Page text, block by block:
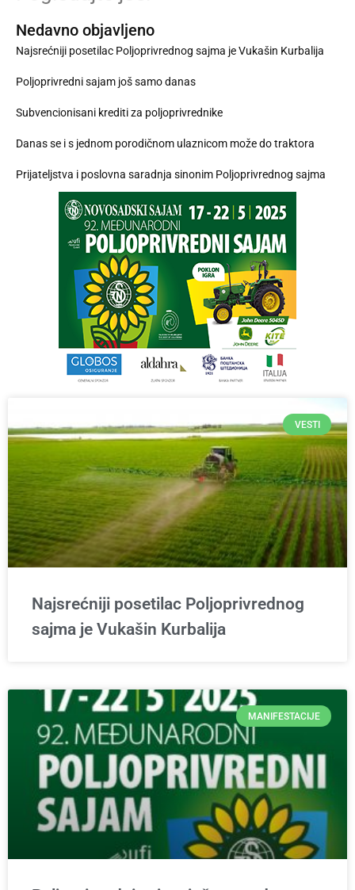
Nedavno objavljeno
Najsrećniji posetilac Poljoprivrednog sajma je Vukašin Kurbalija
Poljoprivredni sajam još samo danas
Subvencionisani krediti za poljoprivrednike
Danas se i s jednom porodičnom ulaznicom može do traktora
Prijateljstva i poslovna saradnja sinonim Poljoprivrednog sajma
VESTI
Najsrećniji posetilac Poljoprivrednog
sajma je Vukašin Kurbalija
MANIFESTACIJE